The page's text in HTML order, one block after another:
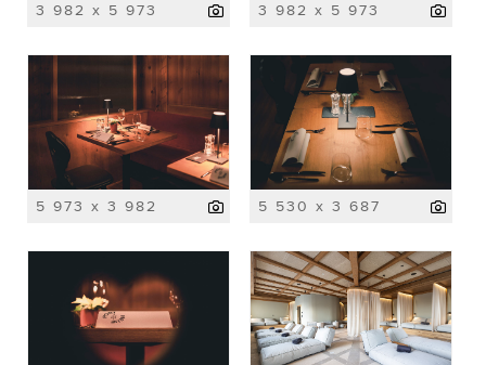
3 982 x 5 973 3 982 x 5 973
5 973 x 3 982 5 530 x 3 687